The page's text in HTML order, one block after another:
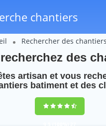
chantiers
Rechercher des
des
artisan et vous
batiment et des
9,5(100%)27